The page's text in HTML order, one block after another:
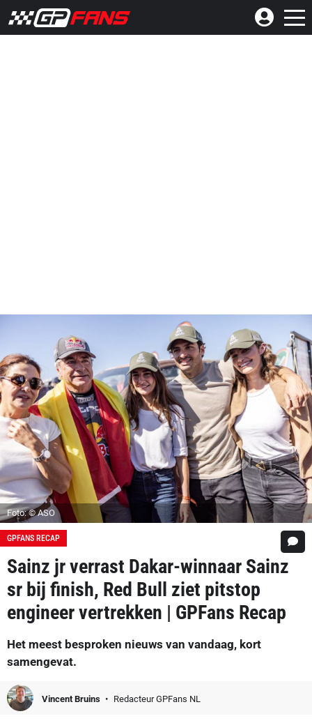
Foto: © ASO
GPFANS RECAP
Sainz jr verrast Dakar-winnaar Sainz
sr bij finish, Red Bull ziet pitstop
engineer vertrekken | GPFans Recap
Het meest besproken nieuws van vandaag, kort
samengevat.
Vincent Bruins Redacteur GPFans NL